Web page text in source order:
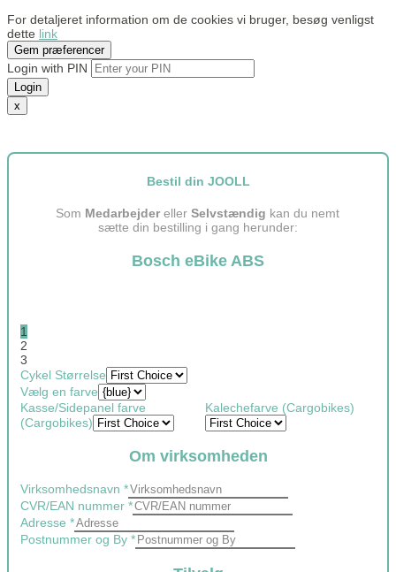
For detaljeret information om de cookies vi bruger, besøg venligst
dette link
Gem præferencer
Login with PIN
Login
x
Bestil din JOOLL
Som Medarbejder ellerSelvstændig kan du nemt
sætte din bestilling i gang herunder:
Bosch eBike ABS
1
2
3
Cykel Størrelse
Vælg en farve
Kasse/Sidepanel farve
(Cargobikes)
Kalechefarve (Cargobikes)
Om virksomheden
Virksomhedsnavn *
CVR/EAN nummer *
Adresse *
Postnummer og By *